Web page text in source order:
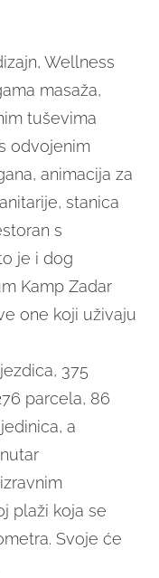
Wellness
masaža,
tuševima
odvojenim
animacija za
stanica
s
je i dog
Kamp Zadar
one koji uživaju
375
parcela, 86
a
plaži koja se
Svoje će